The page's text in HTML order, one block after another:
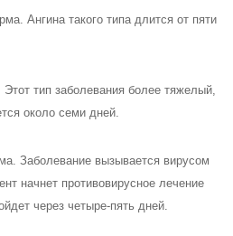
Ангина такого типа длится от пяти
тип заболевания более тяжелый,
около семи дней.
Заболевание вызывается вирусом
начнет противовирусное лечение
через четыре-пять дней.